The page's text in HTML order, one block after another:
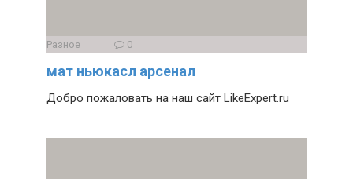
Разное 0
мат ньюкасл арсенал
Добро пожаловать на наш сайт LikeExpert.ru